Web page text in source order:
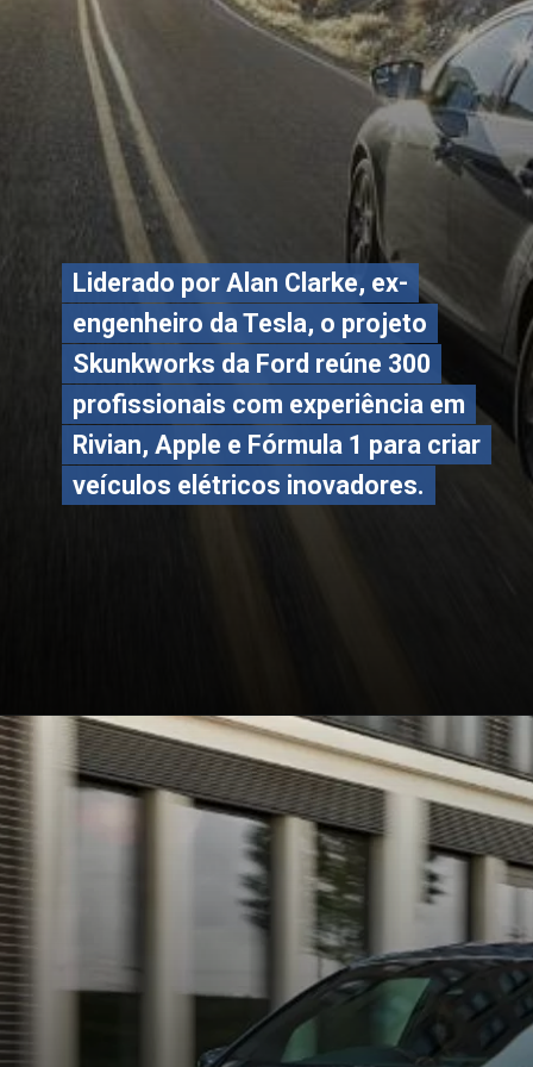
Liderado por Alan Clarke, ex-
engenheiro da Tesla, o projeto
Skunkworks da Ford reúne 300
profissionais com experiência em
Rivian, Apple e Fórmula 1 para criar
veículos elétricos inovadores.
Liderado por Alan Clarke, ex-
engenheiro da Tesla, o projeto
Skunkworks da Ford reúne 300
profissionais com experiência em
Rivian, Apple e Fórmula 1 para criar
veículos elétricos inovadores.
Opening